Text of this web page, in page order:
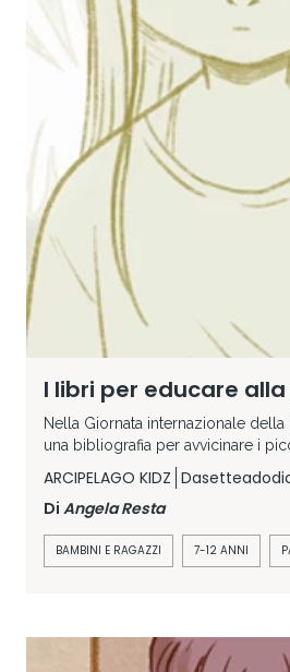
I libri per educare
Nella Giornata internazionale
una bibliografia per avvicinare i
ARCIPELAGO KIDZ
Di Angela Resta
BAMBINI E RAGAZZI 7-12 ANNI